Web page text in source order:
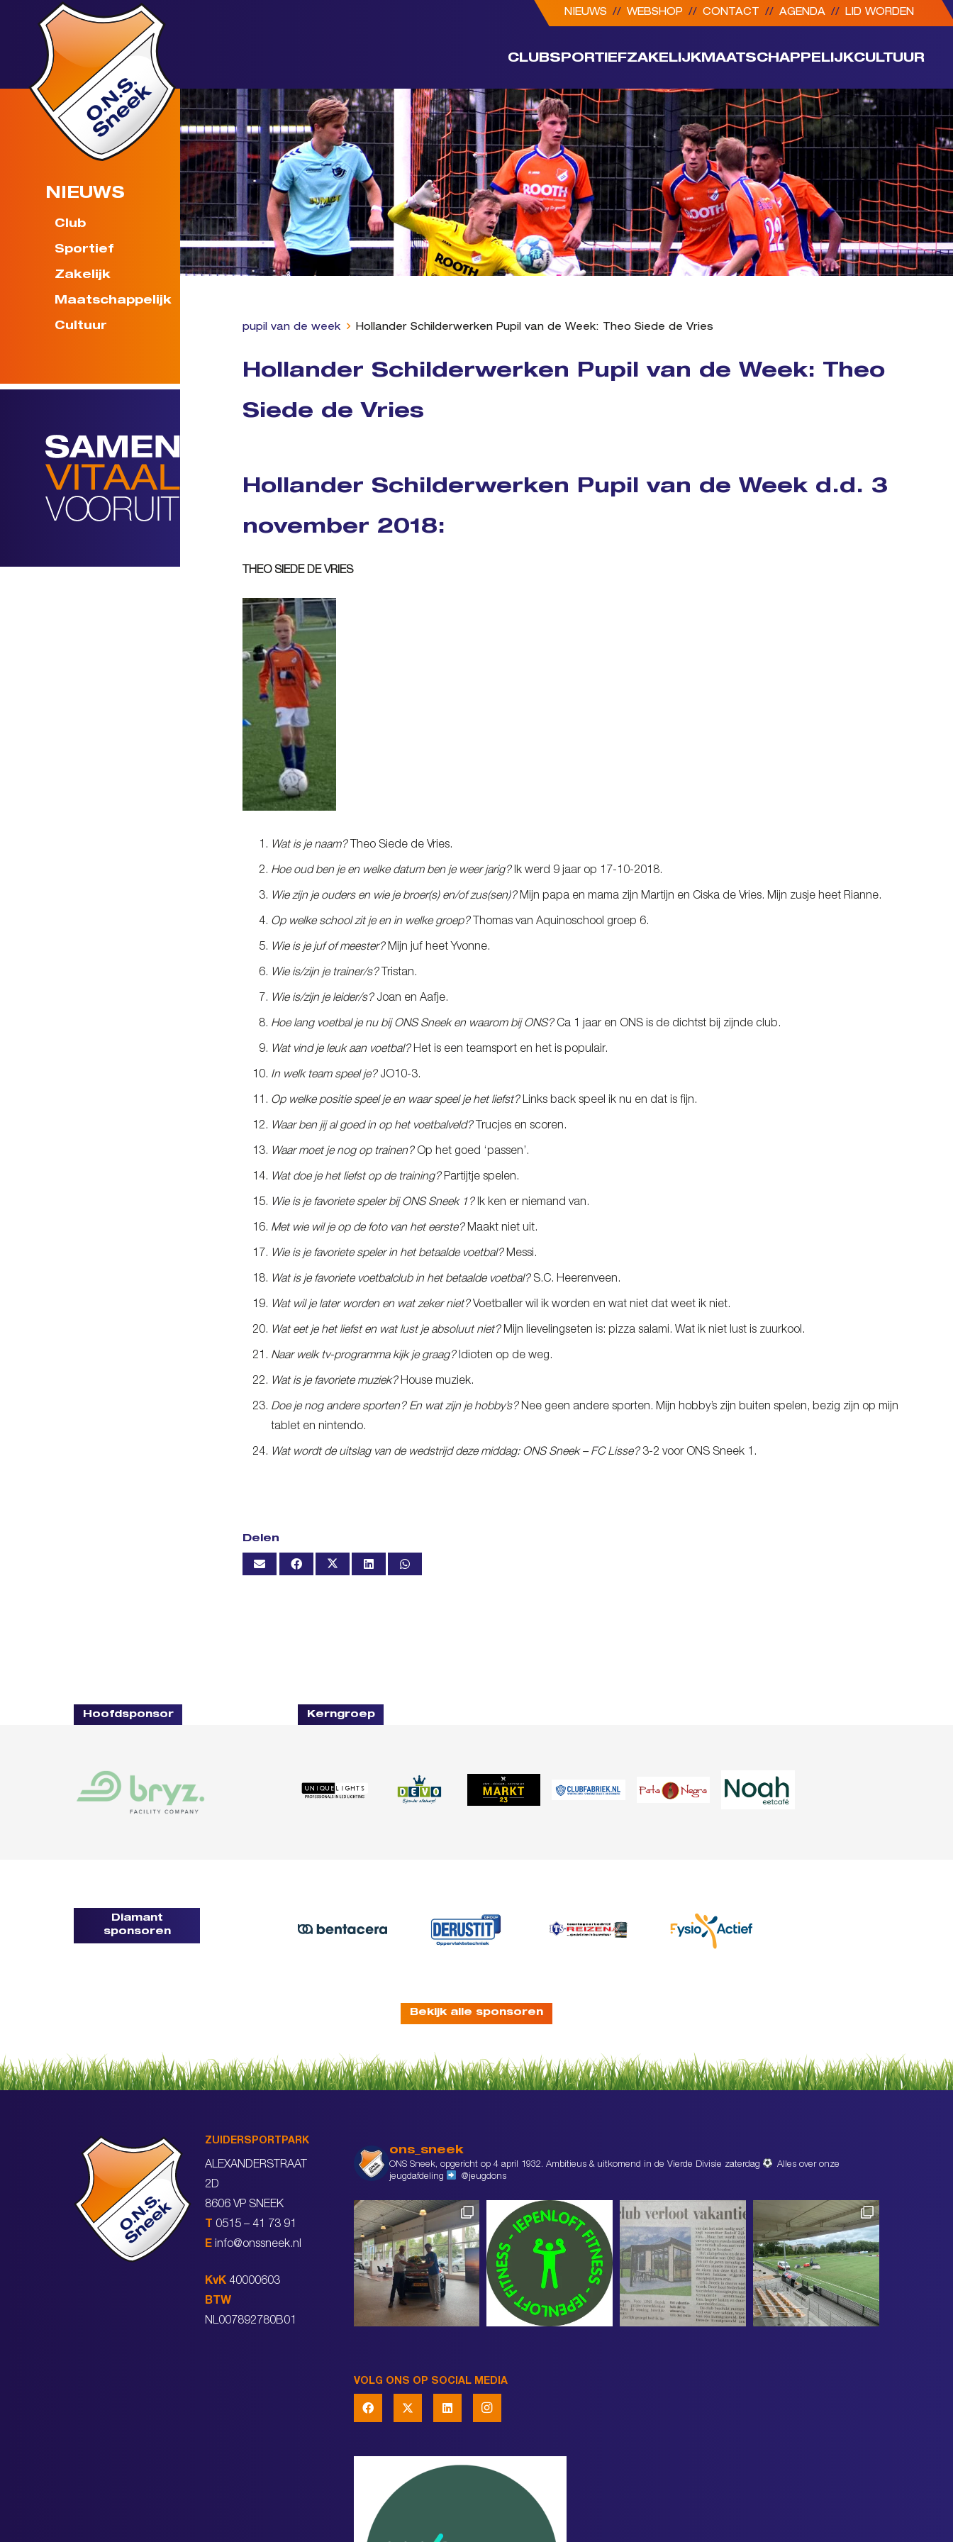
NIEUWS // WEBSHOP // CONTACT // AGENDA // LID WORDEN
CLUBSPORTIEFZAKELIJK MAATSCHAPPELIJKCULTUUR
NIEUWS
Club
Sportief
Zakelijk
Maatschappelijk
Cultuur pupil van de week Hollander Schilderwerken Pupil van de Week: Theo Siede de Vries
Hollander Schilderwerken Pupil van de Week: Theo
Siede de Vries
Hollander Schilderwerken Pupil van de Week d.d. 3
november 2018:
THEO SIEDE DE VRIES
Wat is je naam?Theo Siede de Vries.
Hoe oud ben je en welke datum ben je weer jarig?Ik werd 9 jaar op 17-10-2018.
Wie zijn je ouders en wie je broer(s) en/of zus(sen)?Mijn papa en mama zijn Martijn en Ciska de Vries. Mijn zusje heet Rianne.
Op welke school zit je en in welke groep?Thomas van Aquinoschool groep 6.
Wie is je juf of meester?Mijn juf heet Yvonne.
Wie is/zijn je trainer/s?Tristan.
Wie is/zijn je leider/s?Joan en Aafje.
Hoe lang voetbal je nu bij ONS Sneek en waarom bij ONS?Ca 1 jaar en ONS is de dichtst bij zijnde club.
Wat vind je leuk aan voetbal?Het is een teamsport en het is populair.
In welk team speel je?JO10-3.
Op welke positie speel je en waar speel je het liefst?Links back speel ik nu en dat is fijn.
Waar ben jij al goed in op het voetbalveld?Trucjes en scoren.
Waar moet je nog op trainen?Op het goed ‘passen’.
Wat doe je het liefst op de training?Partijtje spelen.
Wie is je favoriete speler bij ONS Sneek 1?Ik ken er niemand van.
Met wie wil je op de foto van het eerste?Maakt niet uit.
Wie is je favoriete speler in het betaalde voetbal?Messi.
Wat is je favoriete voetbalclub in het betaalde voetbal?S.C. Heerenveen.
Wat wil je later worden en wat zeker niet?Voetballer wil ik worden en wat niet dat weet ik niet.
Wat eet je het liefst en wat lust je absoluut niet?Mijn lievelingseten is: pizza salami. Wat ik niet lust is zuurkool.
Naar welk tv-programma kijk je graag?Idioten op de weg.
Wat is je favoriete muziek?House muziek.
Doe je nog andere sporten? En wat zijn je hobby’s?Nee geen andere sporten. Mijn hobby’s zijn buiten spelen, bezig zijn op mijn
tablet en nintendo.
Wat wordt de uitslag van de wedstrijd deze middag: ONS Sneek – FC Lisse?3-2 voor ONS Sneek 1.
Delen
Hoofdsponsor Kerngroep
Diamant
sponsoren
Bekijk alle sponsoren
ZUIDERSPORTPARK
ALEXANDERSTRAAT
2D
8606 VP SNEEK
T 0515 – 41 73 91
E info@onssneek.nl
KvK 40000603
BTW
NL007892780B01
ons_sneek
ONS Sneek, opgericht op 4 april 1932. Ambitieus & uitkomend in de Vierde Divisie zaterdag
Alles over onze
jeugdafdeling
@jeugdons
VOLG ONS OP SOCIAL MEDIA